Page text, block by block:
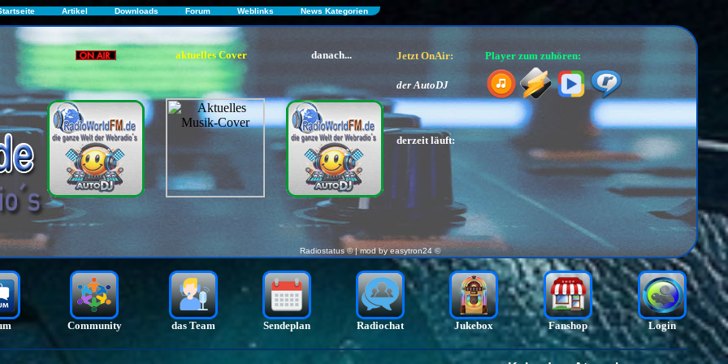
Artikel Downloads Forum Weblinks News Kategorien
aktuelles Cover danach... Jetzt OnAir: Player zum zuhören:
der AutoDJ
derzeit läuft:
Radiostatus ©| mod byeasytron24 ©
Community das Team Sendeplan Radiochat Jukebox Fanshop Login